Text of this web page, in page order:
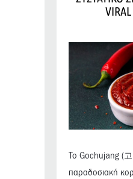
Το Gochujang (
παραδοσιακή